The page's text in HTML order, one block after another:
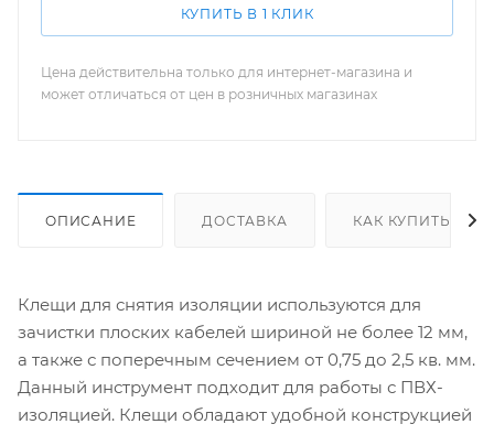
КУПИТЬ В 1 КЛИК
Цена действительна только для интернет-магазина и
может отличаться от цен в розничных магазинах
ОПИСАНИЕ ДОСТАВКА КАК КУПИТЬ
Клещи для снятия изоляции используются для
зачистки плоских кабелей шириной не более 12 мм,
а также с поперечным сечением от 0,75 до 2,5 кв. мм.
Данный инструмент подходит для работы с ПВХ-
изоляцией. Клещи обладают удобной конструкцией